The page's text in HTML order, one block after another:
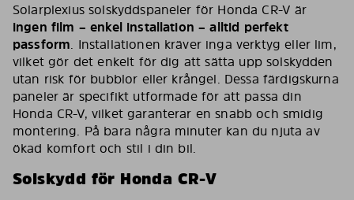
Solarplexius solskyddspaneler för Honda CR-V är
ingen film – enkel installation – alltid perfekt
passform. Installationen kräver inga verktyg eller lim,
vilket gör det enkelt för dig att sätta upp solskydden
utan risk för bubblor eller krångel. Dessa färdigskurna
paneler är specifikt utformade för att passa din
Honda CR-V, vilket garanterar en snabb och smidig
montering. På bara några minuter kan du njuta av
ökad komfort och stil i din bil.
Solskydd för Honda CR-V